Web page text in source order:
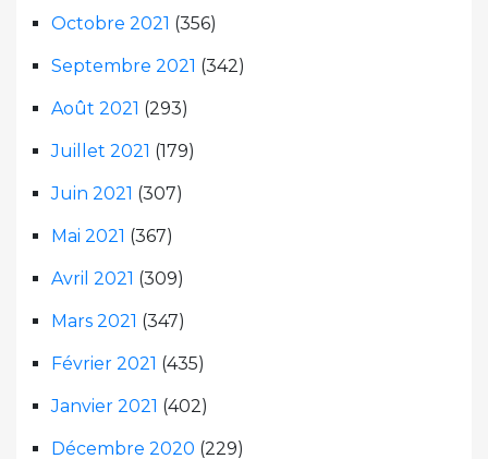
Octobre 2021 (356)
Septembre 2021 (342)
Août 2021 (293)
Juillet 2021 (179)
Juin 2021 (307)
Mai 2021 (367)
Avril 2021 (309)
Mars 2021 (347)
Février 2021 (435)
Janvier 2021 (402)
Décembre 2020 (229)